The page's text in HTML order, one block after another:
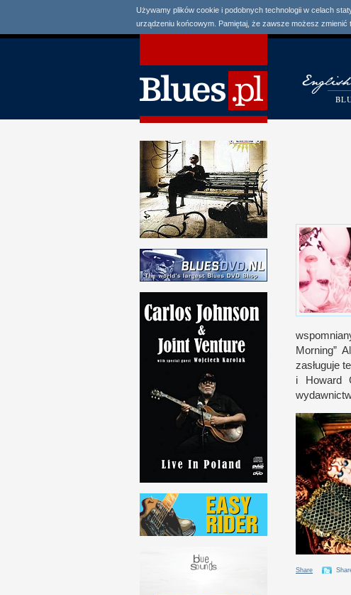
Używamy plików cookie i podobnych technologii w celach
urządzeniu końcowym. Pamiętaj, że zawsze możesz zmienić
Morning”
zasługuje
i Howard
Share